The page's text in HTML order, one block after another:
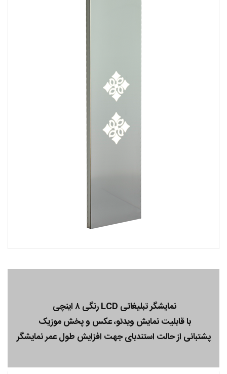
نمایشگر تبلیغاتی LCD رنگی ۸ اینچی
با قابلیت نمایش ویدئو، عکس و پخش موزیک
پشتبانی از حالت استندبای جهت افزایش طول عمر نمایشگر